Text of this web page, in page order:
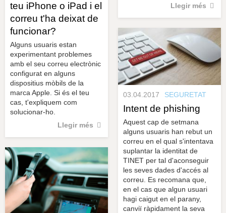
Llegir més
teu iPhone o iPad i el
correu t'ha deixat de
funcionar?
Alguns usuaris estan
experimentant problemes
amb el seu correu electrònic
configurat en alguns
dispositius mòbils de la
marca Apple. Si és el teu
cas, t'expliquem com
solucionar-ho.
Llegir més
03.04.2017 SEGURETAT
Intent de phishing
Aquest cap de setmana
alguns usuaris han rebut un
correu en el qual s'intentava
suplantar la identitat de
TINET per tal d'aconseguir
les seves dades d'accés al
correu. Es recomana que,
en el cas que algun usuari
hagi caigut en el parany,
canviï ràpidament la seva